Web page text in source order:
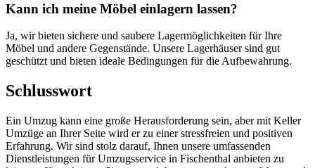
Kann ich meine Möbel einlagern lassen?
Ja, wir bieten sichere und saubere Lagermöglichkeiten für Ihre
Möbel und andere Gegenstände. Unsere Lagerhäuser sind gut
geschützt und bieten ideale Bedingungen für die Aufbewahrung.
Schlusswort
Ein Umzug kann eine große Herausforderung sein, aber mit Keller
Umzüge an Ihrer Seite wird er zu einer stressfreien und positiven
Erfahrung. Wir sind stolz darauf, Ihnen unsere umfassenden
Dienstleistungen für Umzugsservice in Fischenthal anbieten zu